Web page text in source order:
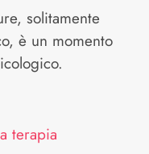
solitamente
è un momento